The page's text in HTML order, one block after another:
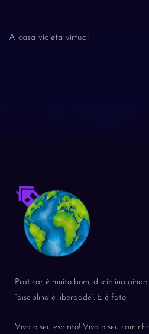
A casa violeta virtual
Praticar é muito bom, disciplina
“disciplina é liberdade”. E é fato!
Viva o seu espirito! Viva o seu